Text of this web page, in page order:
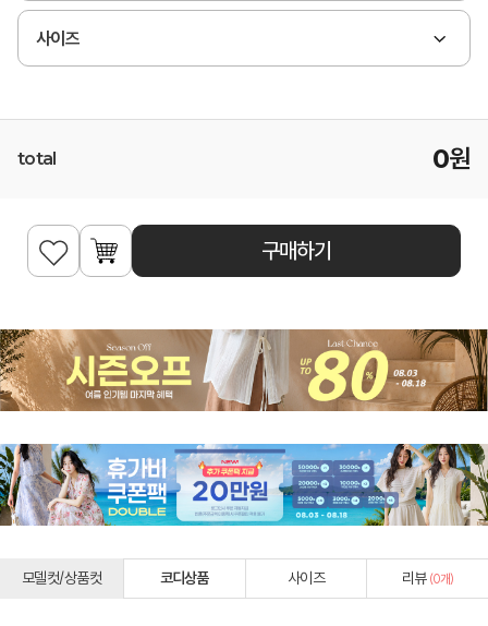
사이즈
total 0원
구매하기
모델컷/상품컷 코디상품 사이즈 리뷰 (0개)